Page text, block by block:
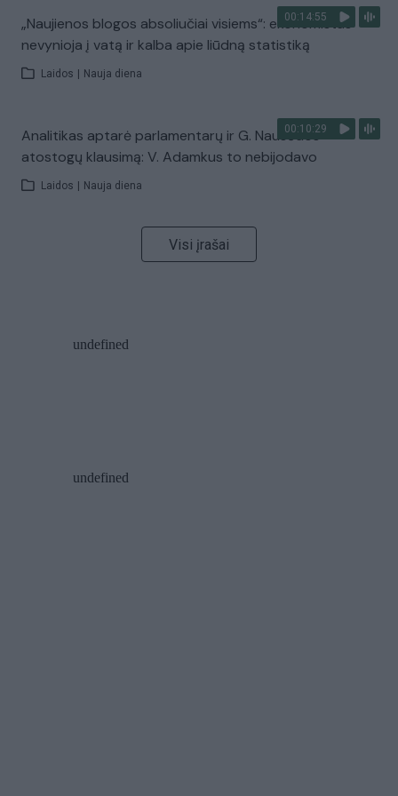
00:14:55
„Naujienos blogos absoliučiai visiems“: ekonomistas
nevynioja į vatą ir kalba apie liūdną statistiką
Laidos Nauja diena
00:10:29
Analitikas aptarė parlamentarų ir G. Nausėdos
atostogų klausimą: V. Adamkus to nebijodavo
Laidos Nauja diena
Visi įrašai